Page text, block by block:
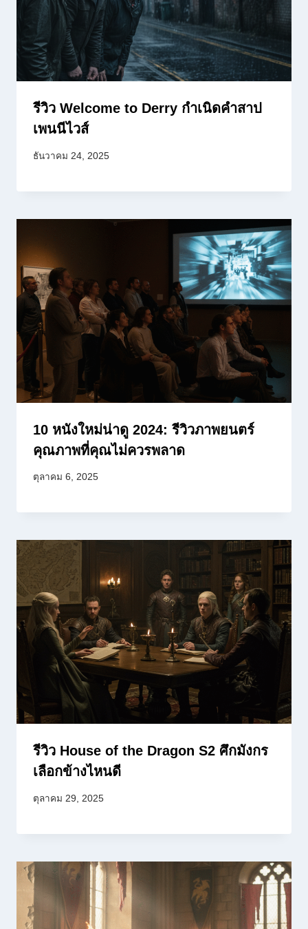
รีวิว Welcome to Derry กำเนิดคำสาป
เพนนีไวส์
ธันวาคม 24, 2025
10 หนังใหม่น่าดู 2024: รีวิวภาพยนตร์
คุณภาพที่คุณไม่ควรพลาด
ตุลาคม 6, 2025
รีวิว House of the Dragon S2 ศึกมังกร
เลือกข้างไหนดี
ตุลาคม 29, 2025